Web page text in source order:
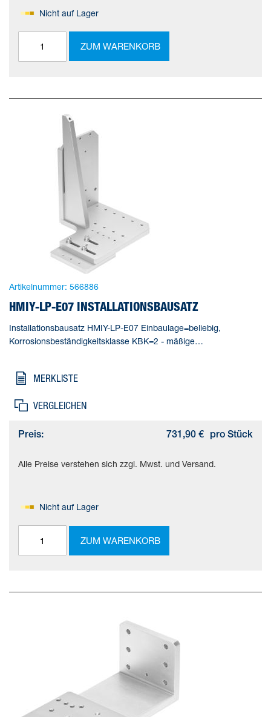
Nicht auf Lager
ZUM WARENKORB
Artikelnummer: 566886
HMIY-LP-E07 INSTALLATIONSBAUSATZ
Installationsbausatz HMIY-LP-E07 Einbaulage=beliebig,
Korrosionsbeständigkeitsklasse KBK=2 - mäßige
Werkstoff Adapter=(* Aluminium-Knetlegierung, * eloxiert)
MERKLISTE
VERGLEICHEN
Preis: 731,90 € pro Stück
Alle Preise verstehen sich zzgl. Mwst. und Versand.
Nicht auf Lager
ZUM WARENKORB